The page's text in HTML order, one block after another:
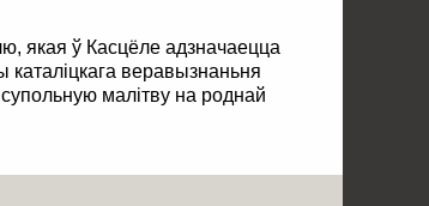
якая ў Касцёле адзначаецца
каталіцкага веравызнаньня
супольную малітву на роднай